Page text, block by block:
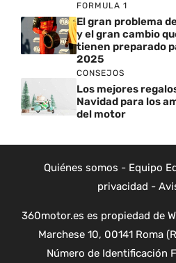
FORMULA 1
El gran problema
y el gran cambio
tienen preparado
2025
CONSEJOS
Los mejores
Navidad para los
del motor
Quiénes somos - Equipo
privacidad -
360motor.es es propiedad de
Marchese 10, 00141 Roma
Número de Identificación